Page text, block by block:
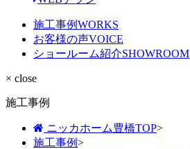
施工事例WORKS
お客様の声VOICE
ショールーム紹介SHOWROOM
× close
施工事例
ニッカホーム豊橋TOP>
施工事例>